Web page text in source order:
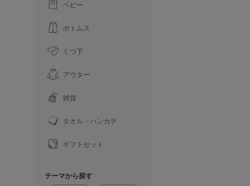
ベビー
ボトムス
くつ下
アウター
雑貨
タオル・ハンカチ
ギフトセット
テーマから探す